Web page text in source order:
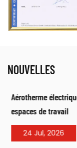
NOUVELLES
Aérotherme
espaces de travail
24 Jul, 2026